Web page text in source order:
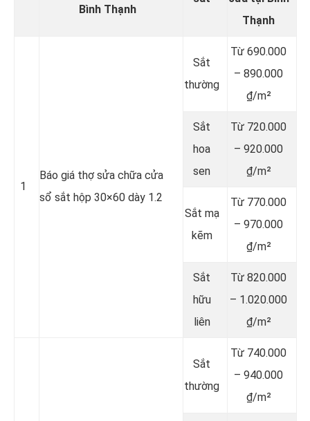
Bình Thạnh
Thạnh
1
Báo giá thợ sửa chữa cửa
sổ sắt hộp 30×60 dày 1.2
Sắt
thường
Từ 690.000
– 890.000
₫/m²
Sắt
hoa
sen
Từ 720.000
– 920.000
₫/m²
Sắt mạ
kẽm
Từ 770.000
– 970.000
₫/m²
Sắt
hữu
liên
Từ 820.000
– 1.020.000
₫/m²
Sắt
thường
Từ 740.000
– 940.000
₫/m²